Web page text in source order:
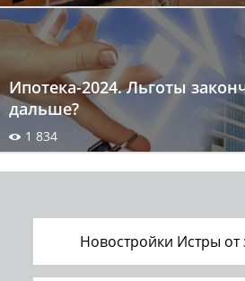
Ипотека-2024. Льготы
дальше?
1 834
Новостройки Истры от